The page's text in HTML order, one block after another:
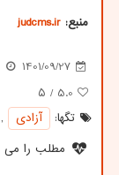
منبع: judcms.ir
1401/09/27
5.0 / ۵
تگها:
آزادی ,
مطلب را می